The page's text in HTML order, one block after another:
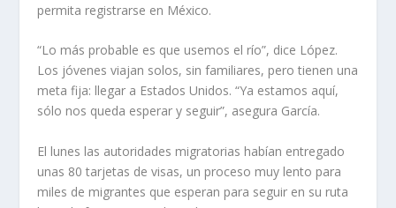
permita registrarse en México.
“Lo más probable es que usemos el río”, dice López.
Los jóvenes viajan solos, sin familiares, pero tienen una
meta fija: llegar a Estados Unidos. “Ya estamos aquí,
sólo nos queda esperar y seguir”, asegura García.
El lunes las autoridades migratorias habían entregado
unas 80 tarjetas de visas, un proceso muy lento para
miles de migrantes que esperan para seguir en su ruta